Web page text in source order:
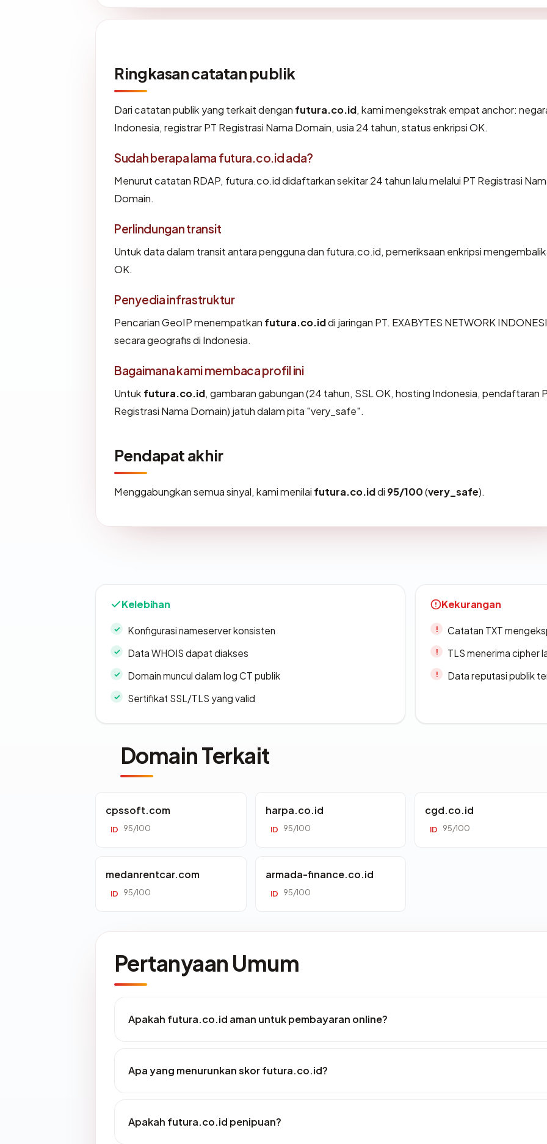
Ringkasan catatan publik
Dari catatan publik yang terkait dengan futura.co.id, kami mengekstrak empat anchor:
Indonesia, registrar PT Registrasi Nama Domain, usia 24 tahun, status enkripsi OK.
Sudah berapa lama futura.co.id ada?
Menurut catatan RDAP, futura.co.id didaftarkan sekitar 24 tahun lalu melalui PT Registrasi
Domain.
Perlindungan transit
Untuk data dalam transit antara pengguna dan futura.co.id, pemeriksaan enkripsi
OK.
Penyedia infrastruktur
Pencarian GeoIP menempatkan futura.co.iddi jaringan PT. EXABYTES NETWORK
secara geografis di Indonesia.
Bagaimana kami membaca profil ini
Untuk futura.co.id, gambaran gabungan (24 tahun, SSL OK, hosting Indonesia, pendaftaran
Registrasi Nama Domain) jatuh dalam pita "very_safe".
Pendapat akhir
Menggabungkan semua sinyal, kami menilai futura.co.iddi 95/100(very_safe).
Kelebihan
Konfigurasi nameserver konsisten
Data WHOIS dapat diakses
Domain muncul dalam log CT publik
Sertifikat SSL/TLS yang valid
Kekurangan
Catatan TXT
TLS menerima cipher
Data reputasi publik
Domain Terkait
cpssoft.com
ID 95/100
harpa.co.id
ID 95/100
cgd.co.id
ID 95/100
medanrentcar.com
ID 95/100
armada-finance.co.id
ID 95/100
Pertanyaan Umum
Apakah futura.co.id aman untuk pembayaran online?
Apa yang menurunkan skor futura.co.id?
Apakah futura.co.id penipuan?